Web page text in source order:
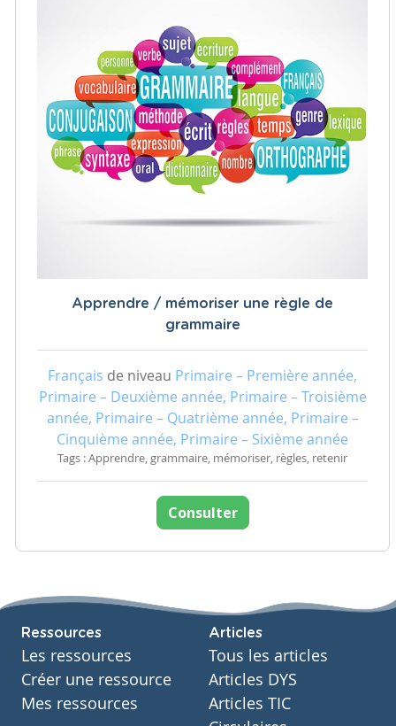
Apprendre / mémoriser une règle de
grammaire
Français de niveau Primaire – Première année,
Primaire – Deuxième année, Primaire – Troisième
année, Primaire – Quatrième année, Primaire –
Cinquième année, Primaire – Sixième année
Tags : Apprendre, grammaire, mémoriser, règles, retenir
Consulter
Ressources
Les ressources
Créer une ressource
Mes ressources
Articles
Tous les articles
Articles DYS
Articles TIC